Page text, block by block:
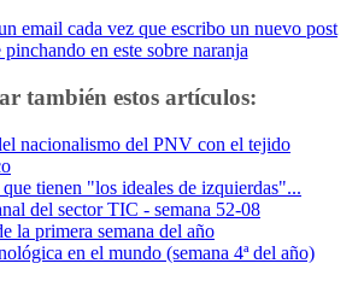
también estos artículos:
nacionalismo del PNV con el tejido
tienen "los ideales de izquierdas"...
del sector TIC - semana 52-08
la primera semana del año
en el mundo (semana 4ª del año)